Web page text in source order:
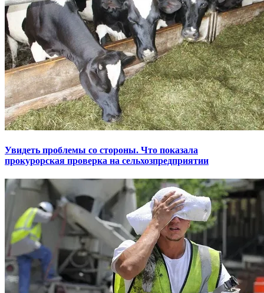
Увидеть проблемы со стороны. Что показала
прокурорская проверка на сельхозпредприятии